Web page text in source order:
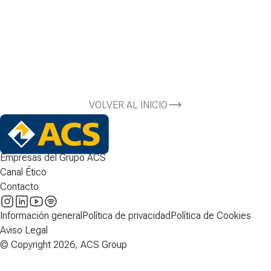
VOLVER AL INICIO
Empresas del Grupo ACS
Canal Ético
Contacto
Información general Política de privacidadPolítica de Cookies
Aviso Legal
© Copyright 2026, ACS Group